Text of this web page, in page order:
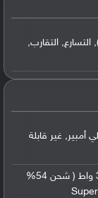
التقارب,
بوليمر سعة 5000 مللي أمبير, غير قابلة
يدعم الشحن السريع بقوة 33 واط ( شحن 54%